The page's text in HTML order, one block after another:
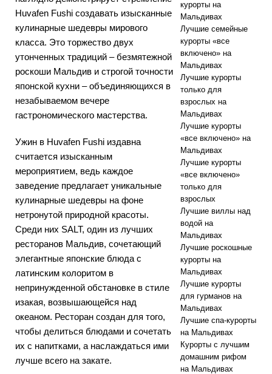
Huvafen Fushi создавать изысканные
кулинарные шедевры мирового
класса. Это торжество двух
утонченных традиций – безмятежной
роскоши Мальдив и строгой точности
японской кухни – объединяющихся в
незабываемом вечере
гастрономического мастерства.
Ужин в Huvafen Fushi издавна
считается изысканным
мероприятием, ведь каждое
заведение предлагает уникальные
кулинарные шедевры на фоне
нетронутой природной красоты.
Среди них SALT, один из лучших
ресторанов Мальдив, сочетающий
элегантные японские блюда с
латинским колоритом в
непринужденной обстановке в стиле
изакая, возвышающейся над
океаном. Ресторан создан для того,
чтобы делиться блюдами и сочетать
их с напитками, а наслаждаться ими
лучше всего на закате.
курорты на
Мальдивах
Лучшие семейные
курорты «все
включено» на
Мальдивах
Лучшие курорты
только для
взрослых на
Мальдивах
Лучшие курорты
«все включено» на
Мальдивах
Лучшие курорты
«все включено»
только для
взрослых
Лучшие виллы над
водой на
Мальдивах
Лучшие роскошные
курорты на
Мальдивах
Лучшие курорты
для гурманов на
Мальдивах
Лучшие спа-курорты
на Мальдивах
Курорты с лучшим
домашним рифом
на Мальдивах